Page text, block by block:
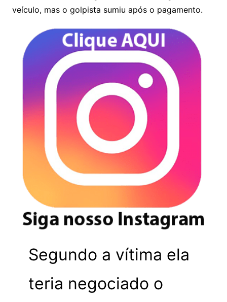
veículo, mas o golpista sumiu após o pagamento.
Segundo a vítima ela
teria negociado o